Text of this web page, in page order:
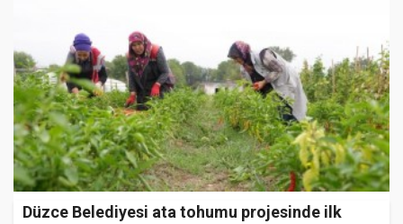
Düzce Belediyesi ata tohumu projesinde ilk